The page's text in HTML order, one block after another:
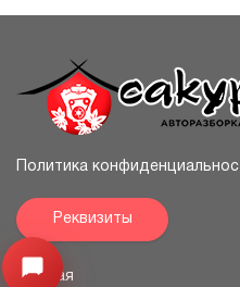
Узнайте цену запчасти ->
Политика
Реквизиты
Главная